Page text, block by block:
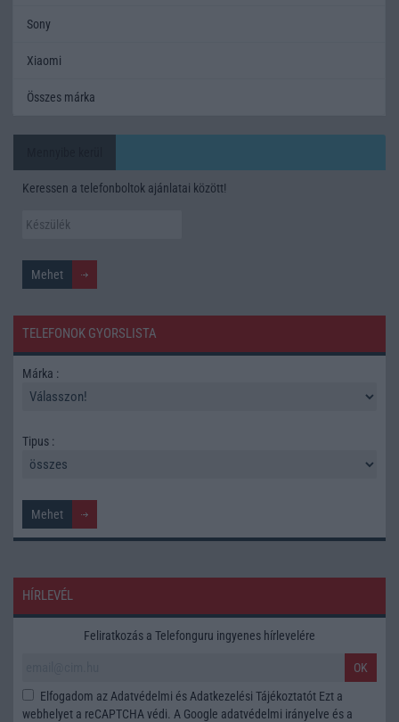
Sony
Xiaomi
Összes márka
Keressen a telefonboltok ajánlatai között!
TELEFONOK GYORSLISTA
Márka :
Tipus :
HÍRLEVÉL
Feliratkozás a Telefonguru ingyenes hírlevelére
OK
Elfogadom az Adatvédelmi és Adatkezelési Tájékoztatót Ezt a
webhelyet a reCAPTCHA védi. A Google adatvédelmi irányelve és a